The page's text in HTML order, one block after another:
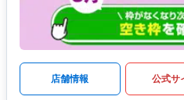
店舗情報 公式サ